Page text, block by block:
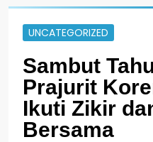
UNCATEGORIZED
Sambut
Prajurit
Ikuti Zikir
Bersama